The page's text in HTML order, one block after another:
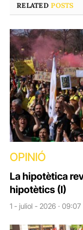
RELATEDPOSTS
OPINIÓ
La hipotètica
hipotètics (I)
1 - juliol - 2026 · 09:07